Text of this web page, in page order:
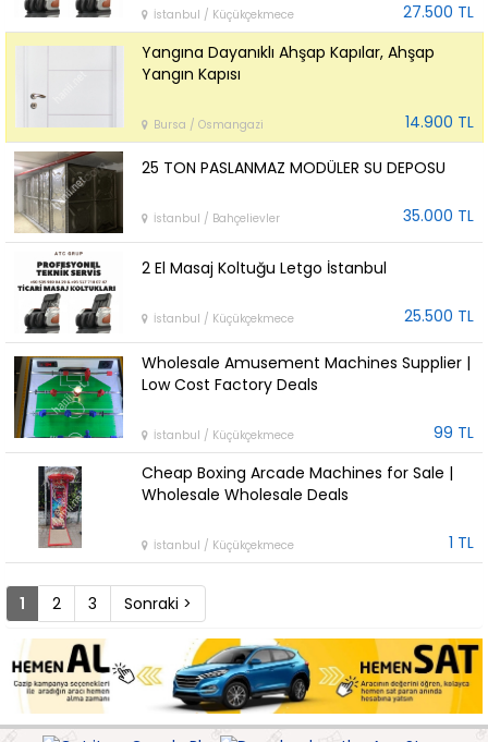
İstanbul / Küçükçekmece
27.500 TL
Yangına Dayanıklı Ahşap Kapılar, Ahşap
Yangın Kapısı
Bursa / Osmangazi 14.900 TL
25 TON PASLANMAZ MODÜLER SU DEPOSU
İstanbul / Bahçelievler 35.000 TL
2 El Masaj Koltuğu Letgo İstanbul
İstanbul / Küçükçekmece 25.500 TL
Wholesale Amusement Machines Supplier |
Low Cost Factory Deals
İstanbul / Küçükçekmece
99 TL
Cheap Boxing Arcade Machines for Sale |
Wholesale Wholesale Deals
İstanbul / Küçükçekmece 1 TL
1 2 3 Sonraki >